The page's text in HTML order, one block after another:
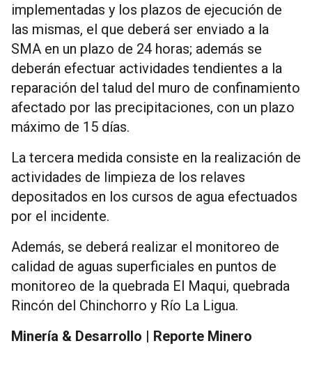
implementadas y los plazos de ejecución de
las mismas, el que deberá ser enviado a la
SMA en un plazo de 24 horas; además se
deberán efectuar actividades tendientes a la
reparación del talud del muro de confinamiento
afectado por las precipitaciones, con un plazo
máximo de 15 días.
La tercera medida consiste en la realización de
actividades de limpieza de los relaves
depositados en los cursos de agua efectuados
por el incidente.
Además, se deberá realizar el monitoreo de
calidad de aguas superficiales en puntos de
monitoreo de la quebrada El Maqui, quebrada
Rincón del Chinchorro y Río La Ligua.
Minería & Desarrollo | Reporte Minero